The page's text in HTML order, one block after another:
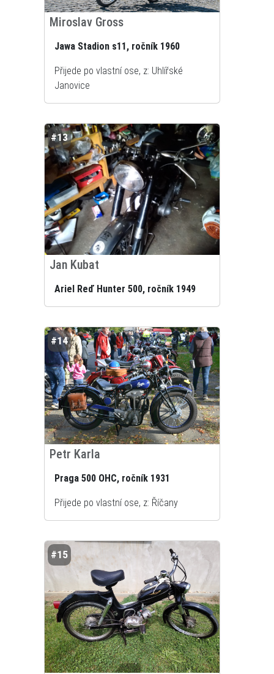
Miroslav Gross
Jawa Stadion s11, ročník 1960
Přijede po vlastní ose, z: Uhlířské
Janovice
#13
Jan Kubat
Ariel Reď Hunter 500, ročník 1949
#14
Petr Karla
Praga 500 OHC, ročník 1931
Přijede po vlastní ose, z: Říčany
#15